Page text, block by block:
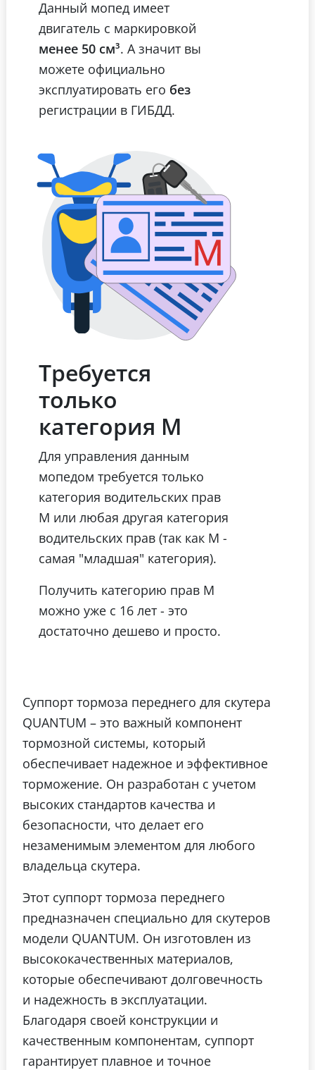
Данный мопед имеет
двигатель с маркировкой
менее 50 см³. А значит вы
можете официально
эксплуатировать его без
регистрации в ГИБДД.
Требуется
только
категория М
Для управления данным
мопедом требуется только
категория водительских прав
М или любая другая категория
водительских прав (так как М -
самая "младшая" категория).
Получить категорию прав М
можно уже с 16 лет - это
достаточно дешево и просто.
Суппорт тормоза переднего для скутера
QUANTUM – это важный компонент
тормозной системы, который
обеспечивает надежное и эффективное
торможение. Он разработан с учетом
высоких стандартов качества и
безопасности, что делает его
незаменимым элементом для любого
владельца скутера.
Этот суппорт тормоза переднего
предназначен специально для скутеров
модели QUANTUM. Он изготовлен из
высококачественных материалов,
которые обеспечивают долговечность
и надежность в эксплуатации.
Благодаря своей конструкции и
качественным компонентам, суппорт
гарантирует плавное и точное